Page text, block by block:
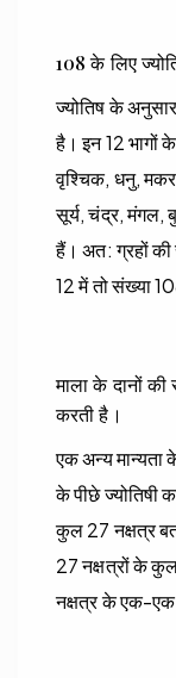
108 के लिए
ज्योतिष के अनुसार
है। इन 12 भागों
वृश्चिक, धनु,
सूर्य, चंद्र, मंगल,
हैं। अत: ग्रहों की
12 में तो संख्या
माला के दानों की
करती है।
एक अन्य मान्यता
के पीछे ज्योतिषी
कुल 27 नक्षत्र
27 नक्षत्रों के
नक्षत्र के एक-एक